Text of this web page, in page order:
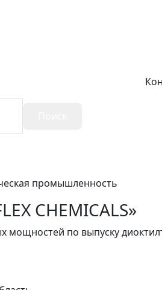
промышленность
CHEMICALS»
мощностей по выпуску